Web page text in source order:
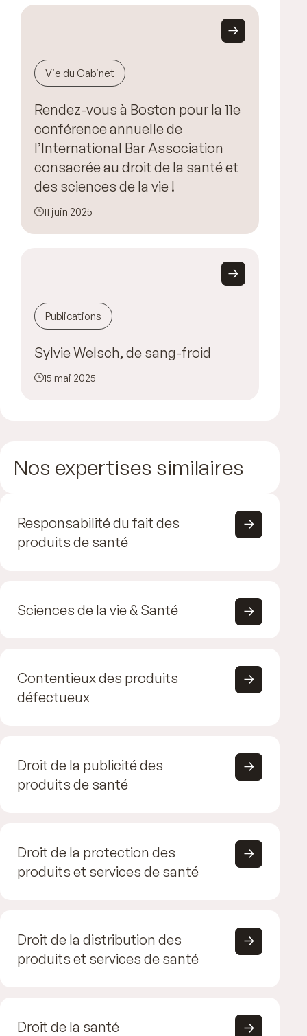
Vie du Cabinet
Rendez-vous à Boston pour la 11e
conférence annuelle de
l’International Bar Association
consacrée au droit de la santé et
des sciences de la vie !
11 juin 2025
Publications
Sylvie Welsch, de sang-froid
15 mai 2025
Nos expertises similaires
Responsabilité du fait des
produits de santé
Sciences de la vie & Santé
Contentieux des produits
défectueux
Droit de la publicité des
produits de santé
Droit de la protection des
produits et services de santé
Droit de la distribution des
produits et services de santé
Droit de la santé